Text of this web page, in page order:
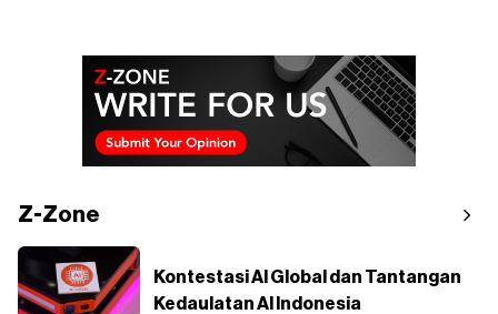
Z-Zone
Kontestasi AI Global dan Tantangan
Kedaulatan AI Indonesia